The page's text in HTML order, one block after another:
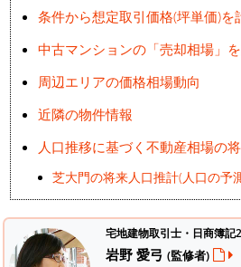
条件から想定取引価格(坪単価)を
中古マンションの「売却相場」
周辺エリアの価格相場動向
近隣の物件情報
人口推移に基づく不動産相場の
芝大門の将来人口推計(人口の予
宅地建物取引士・日商簿記
岩野 愛弓 (監修者)